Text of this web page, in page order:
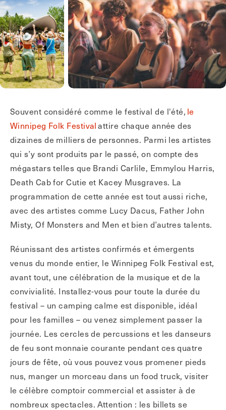
Souvent considéré comme le festival de l'été, le
Winnipeg Folk Festivalattire chaque année des
dizaines de milliers de personnes. Parmi les artistes
qui s’y sont produits par le passé, on compte des
mégastars telles que Brandi Carlile, Emmylou Harris,
Death Cab for Cutie et Kacey Musgraves. La
programmation de cette année est tout aussi riche,
avec des artistes comme Lucy Dacus, Father John
Misty, Of Monsters and Men et bien d’autres talents.
Réunissant des artistes confirmés et émergents
venus du monde entier, le Winnipeg Folk Festival est,
avant tout, une célébration de la musique et de la
convivialité. Installez-vous pour toute la durée du
festival – un camping calme est disponible, idéal
pour les familles – ou venez simplement passer la
journée. Les cercles de percussions et les danseurs
de feu sont monnaie courante pendant ces quatre
jours de fête, où vous pouvez vous promener pieds
nus, manger un morceau dans un food truck, visiter
le célèbre comptoir commercial et assister à de
nombreux spectacles. Attention : les billets se